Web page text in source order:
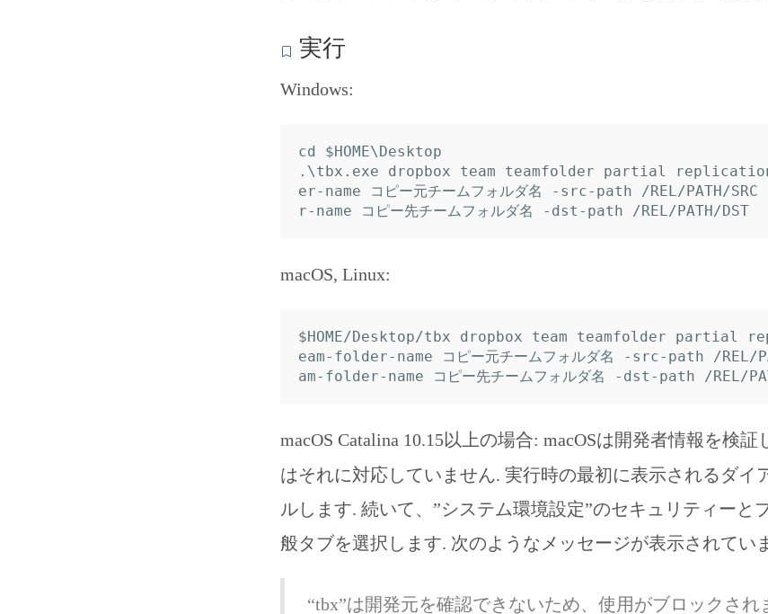
実行
Windows:
cd $HOME\Desktop
.\tbx.exe dropbox team teamfolder partial
er-name コピー元チームフォルダ名 -src-path /REL/PATH/
macOS, Linux:
$HOME/Desktop/tbx dropbox team teamfolder partial
eam-folder-name コピー元チームフォルダ名 -src-path /REL/
macOS Catalina 10.15以上の場合: macOSは開発者情報を検証
はそれに対応していません. 実行時の最初に表示されるダイ
ルします. 続いて、”システム環境設定”のセキュリティーと
般タブを選択します. 次のようなメッセージが表示されてい
“tbx”は開発元を確認できないため、使用がブロックされ